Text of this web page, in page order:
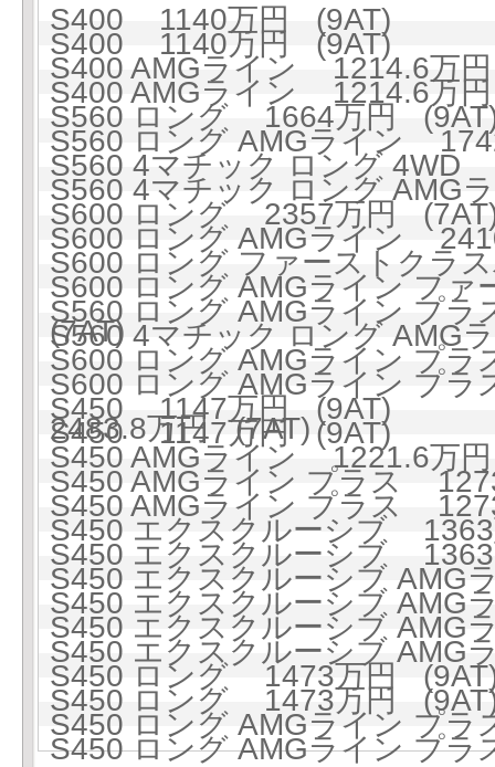
S400 1140万円 (9AT)
S400 1140万円 (9AT)
S400 AMGライン 1214.6万
S400 AMGライン 1214.6万
S560 ロング 1664万円
S560 ロング AMGライン
S560 4マチック ロング
S560 4マチック ロング
S600 ロング 2357万円
S600 ロング AMGライン
S600 ロング ファーストク
S600 ロング AMGライン フ
(7AT)
S560 ロング AMGライン プ
S560 4マチック ロング
S600 ロング AMGライン プ
S600 ロング AMGライン プ
2483.8万円 (7AT)
S450 1147万円 (9AT)
S450 1147万円 (9AT)
S450 AMGライン 1221.6万
S450 AMGライン プラス
S450 AMGライン プラス
S450 エクスクルーシブ
S450 エクスクルーシブ
S450 エクスクルーシブ
S450 エクスクルーシブ
S450 エクスクルーシブ
S450 エクスクルーシブ
S450 ロング 1473万円
S450 ロング 1473万円
S450 ロング AMGライン プ
S450 ロング AMGライン プ